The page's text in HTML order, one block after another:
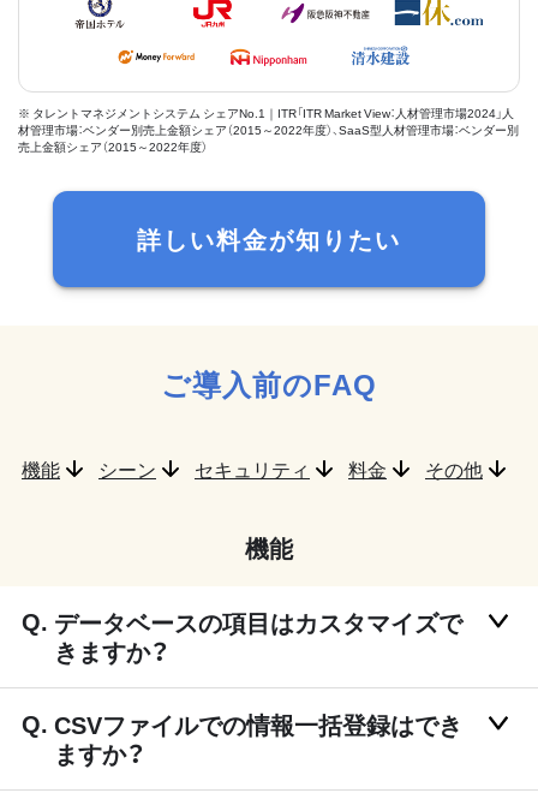
※ タレントマネジメントシステム シェアNo.1｜ITR「ITR Market View：人材管理市場2024」人
材管理市場：ベンダー別売上金額シェア（2015～2022年度）、SaaS型人材管理市場：ベンダー別
売上金額シェア（2015～2022年度）
詳しい料金が知りたい
ご導入前のFAQ
機能 シーン セキュリティ 料金 その他
機能
データベースの項目はカスタマイズで
きますか？
CSVファイルでの情報一括登録はでき
ますか？